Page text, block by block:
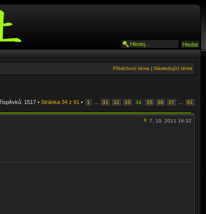
Následující téma
Předchozí téma |
1517 • Stránka 34 z 61 • 1 31 32 33 34 35 36 37 61
7. 10. 2011 16:32